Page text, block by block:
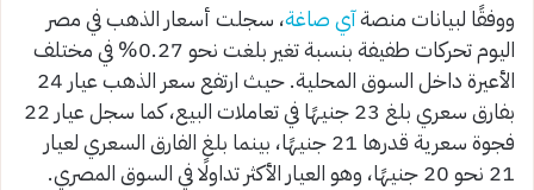
ووفقًا لبيانات منصةآي صاغة، سجلت أسعار الذهب في مصر
اليوم تحركات طفيفة بنسبة تغير بلغت نحو 0.27% في مختلف
الأعيرة داخل السوق المحلية. حيث ارتفع سعر الذهب عيار 24
بفارق سعري بلغ 23 جنيهًا في تعاملات البيع، كما سجل عيار 22
فجوة سعرية قدرها 21 جنيهًا، بينما بلغ الفارق السعري لعيار
21 نحو 20 جنيهًا، وهو العيار الأكثر تداولًا في السوق المصري.